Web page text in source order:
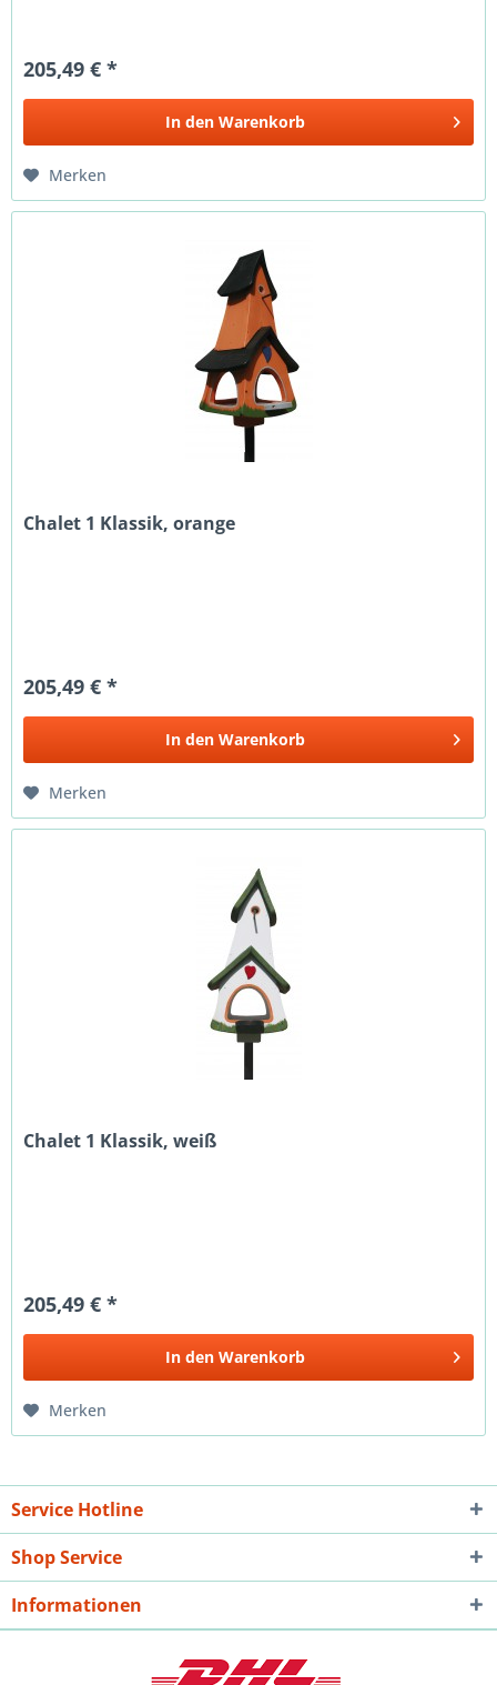
205,49 € *
In den Warenkorb
Merken
Chalet 1 Klassik, orange
205,49 € *
In den Warenkorb
Merken
Chalet 1 Klassik, weiß
205,49 € *
In den Warenkorb
Merken
Service Hotline
Shop Service
Informationen